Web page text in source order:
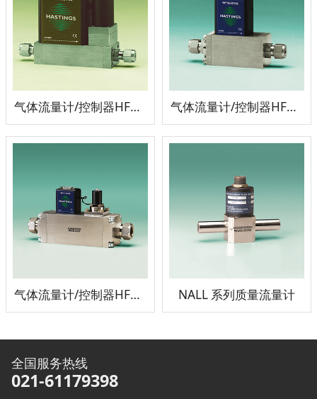
气体流量计/控制器HFM-300/HFC-302 气体流量计/控制器HFM-301/HFC-303
气体流量计/控制器HFM-305/HFC-307 NALL 系列质量流量计
全国服务热线
021-61179398